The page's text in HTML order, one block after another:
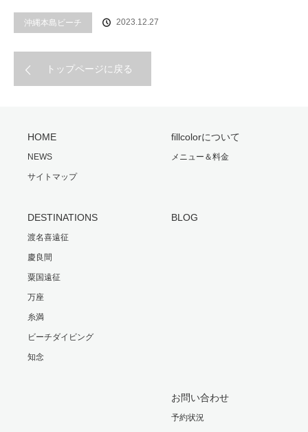
沖縄本島ビーチ 2023.12.27
トップページに戻る
HOME
NEWS
サイトマップ
fillcolorについて
メニュー＆料金
DESTINATIONS
渡名喜遠征
慶良間
粟国遠征
万座
糸満
ビーチダイビング
知念
BLOG
お問い合わせ
予約状況